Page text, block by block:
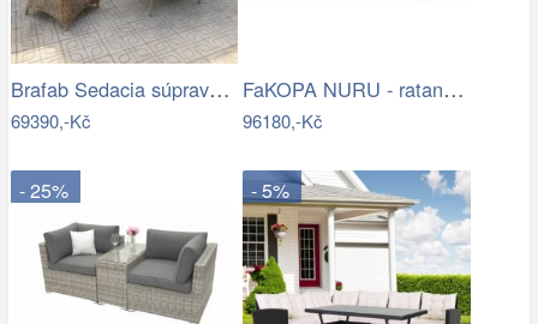
Brafab Sedacia súprava béžová ROSITA -…
69390,-Kč
FaKOPA NURU - ratanová sestava Marina…
96180,-Kč
- 25% - 5%